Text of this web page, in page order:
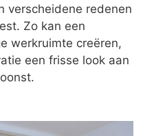
verscheidene redenen
Zo kan een
werkruimte creëren,
een frisse look aan